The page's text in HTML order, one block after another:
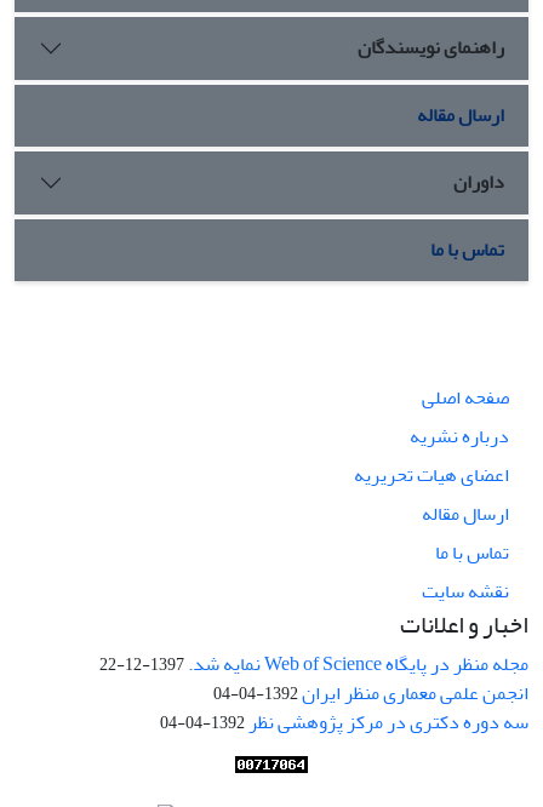
راهنمای نویسندگان
ارسال مقاله
داوران
تماس با ما
صفحه اصلی
درباره نشریه
اعضای هیات تحریریه
ارسال مقاله
تماس با ما
نقشه سایت
اخبار و اعلانات
مجله منظر در پایگاه Web of Science نمایه شد. 1397-12-22
انجمن علمی معماری منظر ایران1392-04-04
سه دوره دکتری در مرکز پژوهشی نظر 1392-04-04